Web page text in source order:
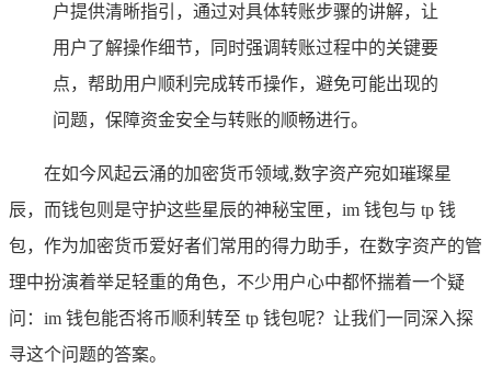
户提供清晰指引，通过对具体转账步骤的讲解，让
用户了解操作细节，同时强调转账过程中的关键要
点，帮助用户顺利完成转币操作，避免可能出现的
问题，保障资金安全与转账的顺畅进行。
在如今风起云涌的加密货币领域,数字资产宛如璀璨星
辰，而钱包则是守护这些星辰的神秘宝匣，im 钱包与 tp 钱
包，作为加密货币爱好者们常用的得力助手，在数字资产的管
理中扮演着举足轻重的角色，不少用户心中都怀揣着一个疑
问：im 钱包能否将币顺利转至 tp 钱包呢？让我们一同深入探
寻这个问题的答案。